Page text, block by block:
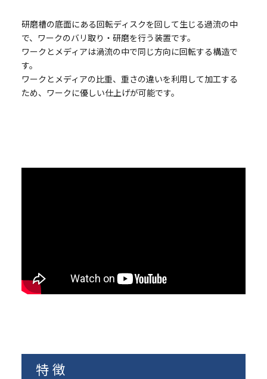
研磨槽の底面にある回転ディスクを回して生じる過流の中
で、ワークのバリ取り・研磨を行う装置です。
ワークとメディアは渦流の中で同じ方向に回転する構造で
す。
ワークとメディアの比重、重さの違いを利用して加工する
ため、ワークに優しい仕上げが可能です。
特徴